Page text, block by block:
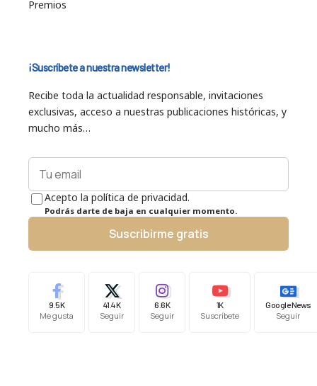
Premios
¡Suscríbete a nuestra newsletter!
Recibe toda la actualidad responsable, invitaciones
exclusivas, acceso a nuestras publicaciones históricas, y
mucho más…
Acepto la política de privacidad.
Podrás darte de baja en cualquier momento.
Suscribirme gratis
9.5K
Me gusta
41.4K
Seguir
6.6K
Seguir
1K
Suscríbete
Google News
Seguir